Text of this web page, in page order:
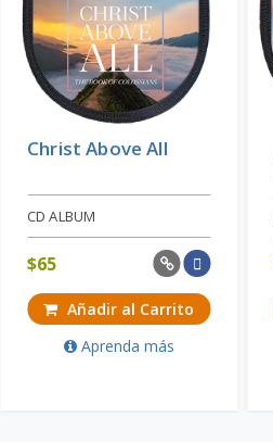
Christ Above All
CD ALBUM
$65
Añadir al Carrito
Aprenda más